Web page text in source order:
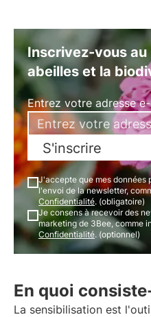
Inscrivez-vous au
abeilles et la
Entrez votre adresse
S'inscrire
J'accepte que mes données
l'envoi de la newsletter,
Confidentialité. (obligatoire)
Je consens à recevoir des
marketing de 3Bee, comme
Confidentialité. (optionnel)
En quoi
La sensibilisation est